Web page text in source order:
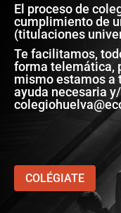
El proceso de
cumplimiento de
(titulaciones
Te facilitamos,
forma telemática,
mismo estamos a
ayuda necesaria
COLÉGIATE